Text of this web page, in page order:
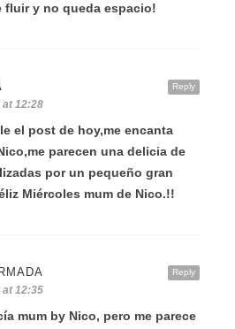
fluir y no queda espacio!
Reply
at 12:28
el post de hoy,me encanta
parecen una delicia de
por un pequeño gran
Miércoles mum de Nico.!!
Reply
at 12:35
mum by Nico, pero me parece